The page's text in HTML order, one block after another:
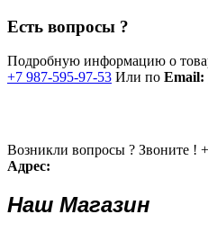
Есть вопросы ?
Подробную информацию о
+7 987-595-97-53 Или по Email:
Возникли вопросы ? Звоните !
Адрес:
Наш Магазин